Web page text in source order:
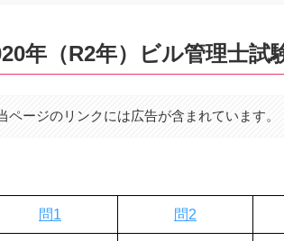
年（R2年）ビル管理士試
ページのリンクには広告が含まれています。
問1 問2